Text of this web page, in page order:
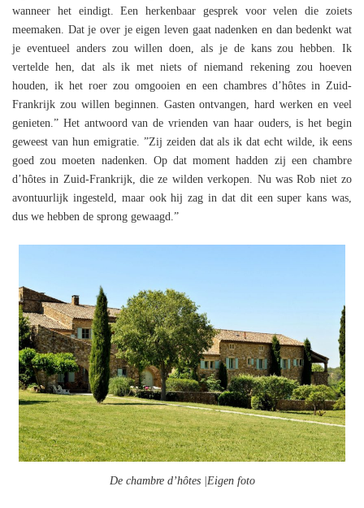
wanneer het eindigt. Een herkenbaar gesprek voor velen die zoiets
meemaken. Dat je over je eigen leven gaat nadenken en dan bedenkt wat
je eventueel anders zou willen doen, als je de kans zou hebben. Ik
vertelde hen, dat als ik met niets of niemand rekening zou hoeven
houden, ik het roer zou omgooien en een chambres d’hôtes in Zuid-
Frankrijk zou willen beginnen. Gasten ontvangen, hard werken en veel
genieten.” Het antwoord van de vrienden van haar ouders, is het begin
geweest van hun emigratie. ”Zij zeiden dat als ik dat echt wilde, ik eens
goed zou moeten nadenken. Op dat moment hadden zij een chambre
d’hôtes in Zuid-Frankrijk, die ze wilden verkopen. Nu was Rob niet zo
avontuurlijk ingesteld, maar ook hij zag in dat dit een super kans was,
dus we hebben de sprong gewaagd.”
De chambre d’hôtes |Eigen foto